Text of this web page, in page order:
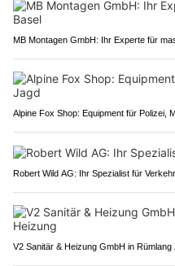
MB Montagen GmbH: Ihr Experte für
Alpine Fox Shop: Equipment für Polizei,
Robert Wild AG: Ihr Spezialist für
V2 Sanitär & Heizung GmbH in